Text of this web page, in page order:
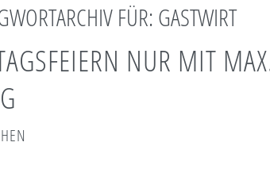
FÜR:GASTWIRT
NUR MIT